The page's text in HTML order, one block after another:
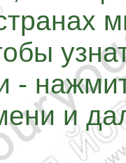
-
и